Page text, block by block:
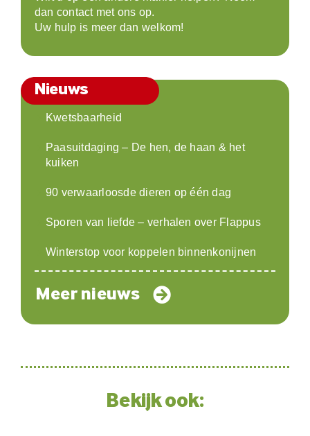
dan contact met ons op.
Uw hulp is meer dan welkom!
Nieuws
Kwetsbaarheid
Paasuitdaging – De hen, de haan & het
kuiken
90 verwaarloosde dieren op één dag
Sporen van liefde – verhalen over Flappus
Winterstop voor koppelen binnenkonijnen
Meer nieuws
Bekijk ook: